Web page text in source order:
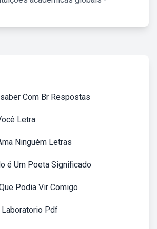
Com Br Respostas
Letra
Ninguém Letras
é Um Poeta Significado
Podia Vir Comigo
Laboratorio Pdf